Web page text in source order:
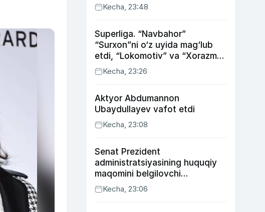
Kecha, 23:48
Superliga. “Navbahor”
“Surxon”ni o‘z uyida mag‘lub
etdi, “Lokomotiv” va “Xorazm”
uyda g‘alaba qozondi
Kecha, 23:26
Aktyor Abdu­mannon
Ubaydullayev vafot etdi
Kecha, 23:08
Senat Prezident
administratsiyasining huquqiy
maqomini belgilovchi
konstitutsiyaviy qonunni
ma’qulladi
Kecha, 23:06